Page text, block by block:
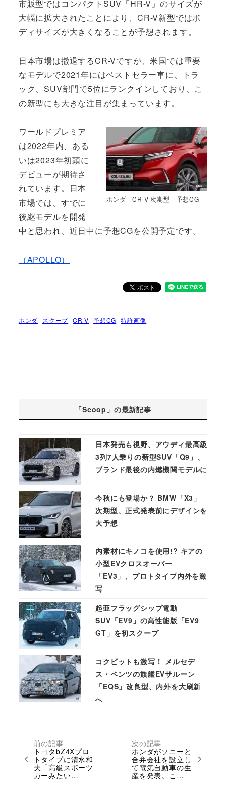
市販型ではコンパクトSUV「HR-V」のサイズが
大幅に拡大されたことにより、CR-V新型ではボ
ディサイズが大きくなることが予想されます。
日本市場は撤退するCR-Vですが、米国では重要
なモデルで2021年にはベストセラー車に、トラ
ック、SUV部門で5位にランクインしており、こ
の新型にも大きな注目が集まっています。
ホンダ CR-V 次期型 予想CG
ワールドプレミア
は2022年内、ある
いは2023年初頭に
デビューが期待さ
れています。日本
市場では、すでに
後継モデルを開発
中と思われ、近日中に予想CGを公開予定です。
（APOLLO）
ホンダ スクープ CR-V 予想CG 特許画像
前の記事
トヨタbZ4Xプロ
トタイプに清水和
夫「高級スポーツ
カーみたい…
次の記事
ホンダがソニーと
合弁会社を設立し
て電気自動車の生
産を発表。こ…
「Scoop」の最新記事
日本発売も視野、アウディ最高級
3列7人乗りの新型SUV「Q9」、
ブランド最後の内燃機関モデルに
今秋にも登場か？ BMW「X3」
次期型、正式発表前にデザインを
大予想
内素材にキノコを使用!? キアの
小型EVクロスオーバー
「EV3」、プロトタイプ内外を激
写
起亜フラッグシップ電動
SUV「EV9」の高性能版「EV9
GT」を初スクープ
コクピットも激写！ メルセデ
ス・ベンツの旗艦EVサルーン
「EQS」改良型、内外を大刷新
へ